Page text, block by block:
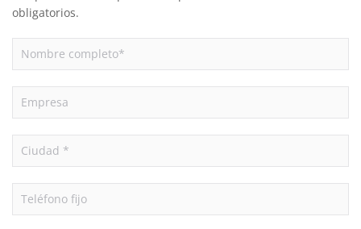
obligatorios.